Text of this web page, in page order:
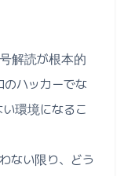
解読が根本的
ハッカーでな
環境になるこ
ない限り、どう